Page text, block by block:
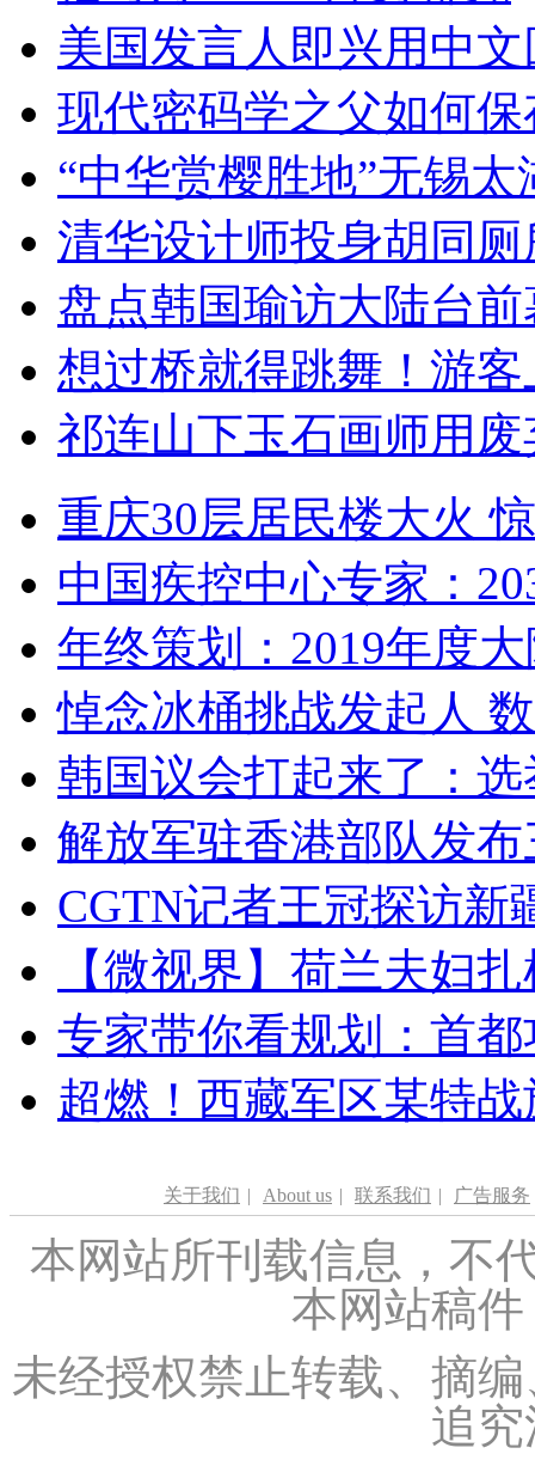
美国发言人即兴用中
现代密码学之父如何
“中华赏樱胜地”无锡
清华设计师投身胡同
盘点韩国瑜访大陆台
想过桥就得跳舞！游客
祁连山下玉石画师用
重庆30层居民楼大火
中国疾控中心专家：
年终策划：2019年度
悼念冰桶挑战发起人
韩国议会打起来了：
解放军驻香港部队发
CGTN记者王冠探访新
【微视界】荷兰夫妇
专家带你看规划：首
超燃！西藏军区某特
关于我们 | About us | 联系我们 | 广告服务
本网站所刊载信息，不
本网站稿
未经授权禁止转载、摘
追